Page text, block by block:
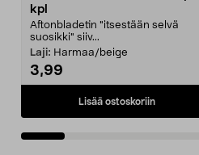
kpl
Aftonbladetin "itsestään selvä
suosikki" siiv...
Laji: Harmaa/beige
3,99
Lisää ostoskoriin